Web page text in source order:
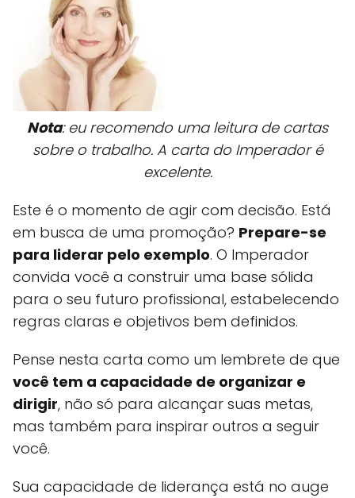
Nota: eu recomendo uma leitura de cartas
sobre o trabalho. A carta do Imperador é
excelente.
Este é o momento de agir com decisão. Está
em busca de uma promoção? Prepare-se
para liderar pelo exemplo. O Imperador
convida você a construir uma base sólida
para o seu futuro profissional, estabelecendo
regras claras e objetivos bem definidos.
Pense nesta carta como um lembrete de que
você tem a capacidade de organizar e
dirigir, não só para alcançar suas metas,
mas também para inspirar outros a seguir
você.
Sua capacidade de liderança está no auge